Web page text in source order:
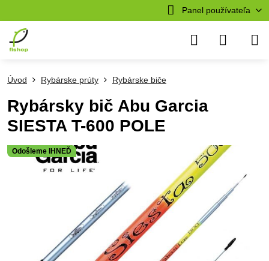
Panel používateľa
Odošleme IHNEĎ
Úvod Rybárske prúty Rybárske biče
Rybársky bič Abu Garcia
SIESTA T-600 POLE